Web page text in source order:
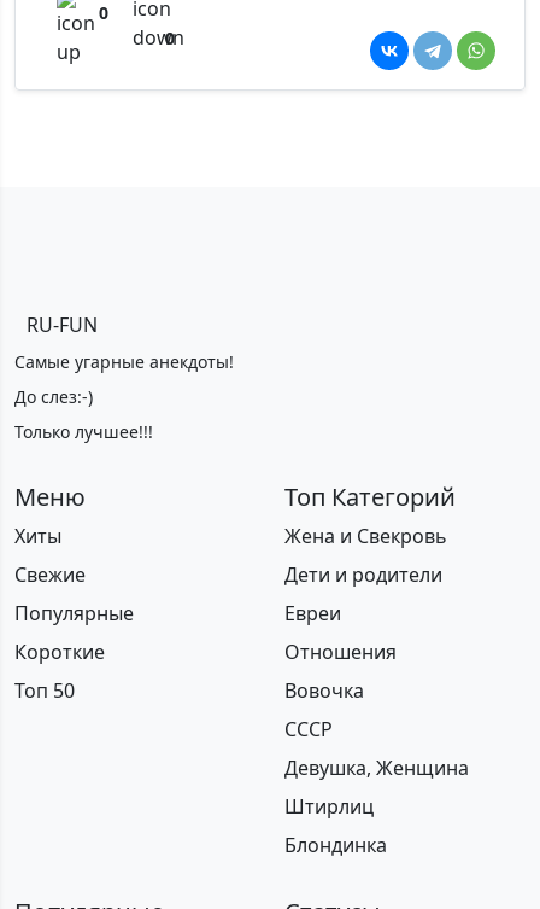
0
0
RU-FUN
Самые угарные анекдоты!
До слез:-)
Только лучшее!!!
Меню
Хиты
Свежие
Популярные
Короткие
Топ 50
Топ Категорий
Жена и Свекровь
Дети и родители
Евреи
Отношения
Вовочка
СССР
Девушка, Женщина
Штирлиц
Блондинка